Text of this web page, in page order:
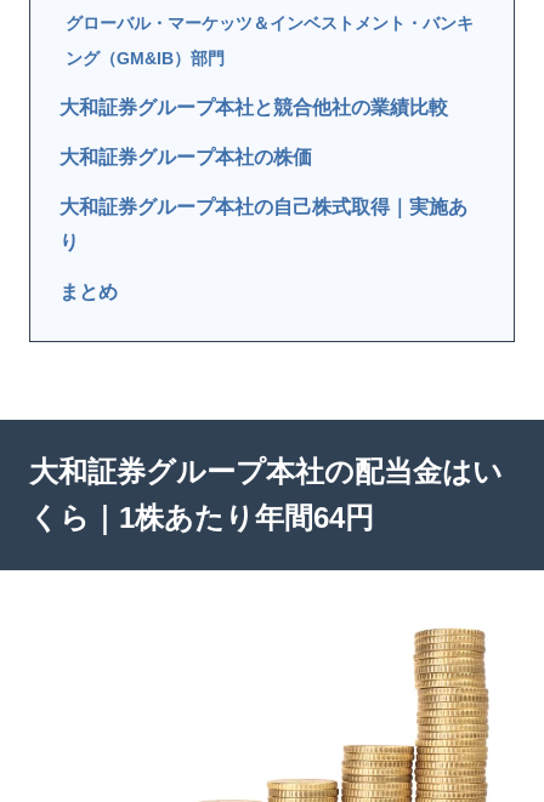
グローバル・マーケッツ＆インベストメント・バンキ
ング（GM&IB）部門
大和証券グループ本社と競合他社の業績比較
大和証券グループ本社の株価
大和証券グループ本社の自己株式取得｜実施あ
り
まとめ
大和証券グループ本社の配当金はい
くら｜1株あたり年間64円